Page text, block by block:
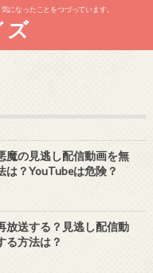
になったことをつづっています。
ズ
魔の見逃し配信動画を無
は？YouTubeは危険？
放送する？見逃し配信動
る方法は？